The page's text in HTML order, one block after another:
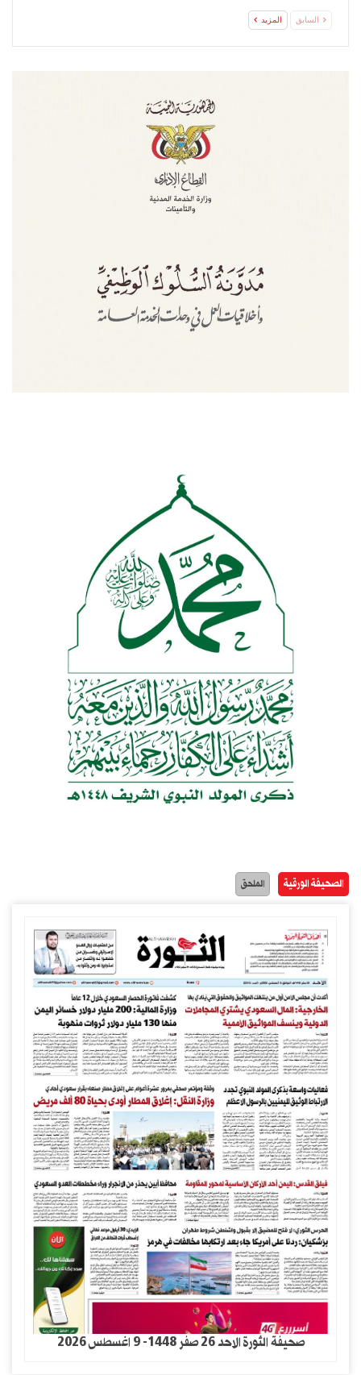
السابق المزيد
الصحيفة الورقية الملحق
صحيفة الثورة الاحد 26 صفر 1448- 9 اغسطس 2026